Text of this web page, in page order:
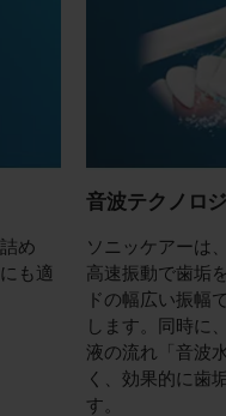
め
も適
音波テクノロ
ソニッケアーは
高速振動で歯垢
ドの幅広い振幅
します。同時に
液の流れ「音波
く、効果的に歯
す。